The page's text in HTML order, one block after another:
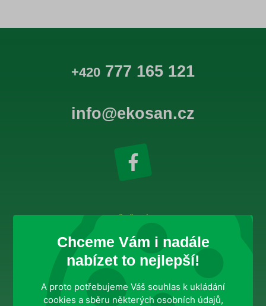
+420 777 165 121
info@ekosan.cz
Domácnosti
Firemní zákazníci
Veřejné instituce
Chceme Vám i nadále
nabízet to nejlepší!
A proto potřebujeme Váš souhlas k ukládání
cookies a sběru některých osobních údajů,